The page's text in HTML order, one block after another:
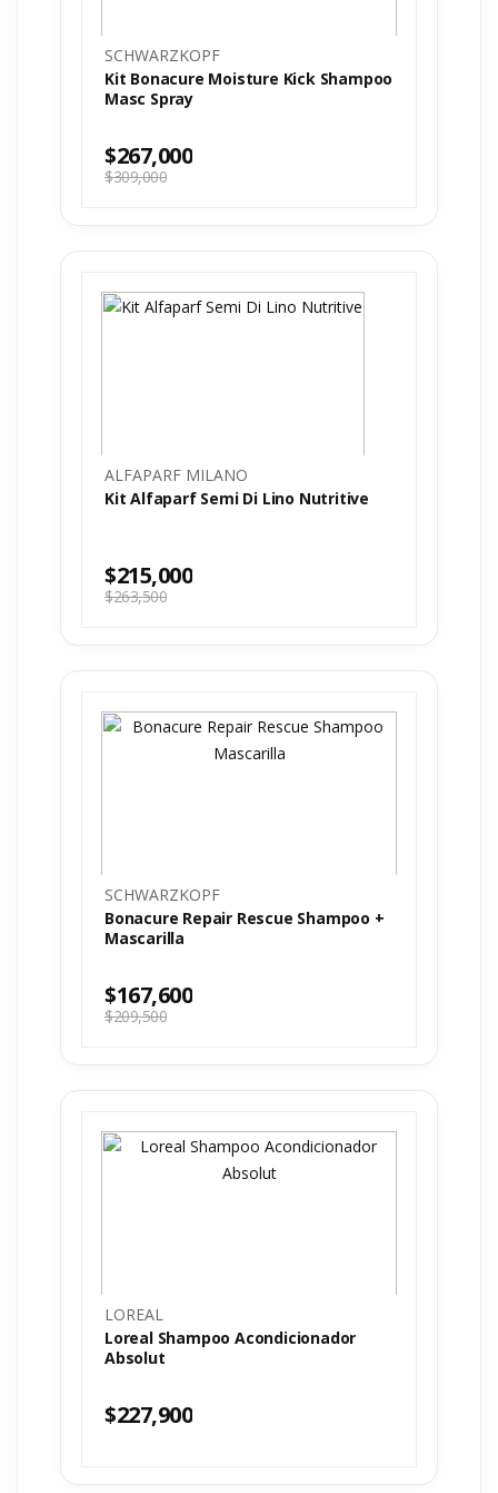
SCHWARZKOPF
Kit Bonacure Moisture Kick Shampoo
Masc Spray
$309,000
$267,000
ALFAPARF MILANO
Kit Alfaparf Semi Di Lino Nutritive
$263,500
$215,000
SCHWARZKOPF
Bonacure Repair Rescue Shampoo +
Mascarilla
$209,500
$167,600
LOREAL
Loreal Shampoo Acondicionador
Absolut
$227,900